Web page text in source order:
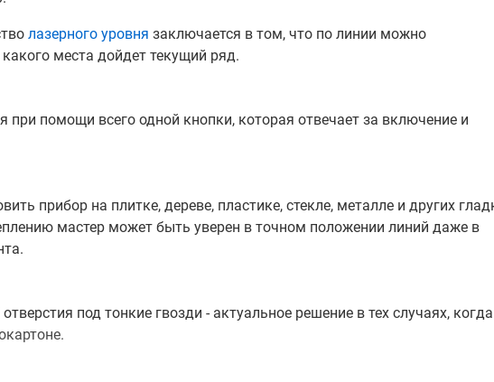
лазерного уровня заключается в том, что по линии можно
места дойдет текущий ряд.
помощи всего одной кнопки, которая отвечает за включение и
прибор на плитке, дереве, пластике, стекле, металле и других
мастер может быть уверен в точном положении линий даже в
под тонкие гвозди - актуальное решение в тех случаях, когда